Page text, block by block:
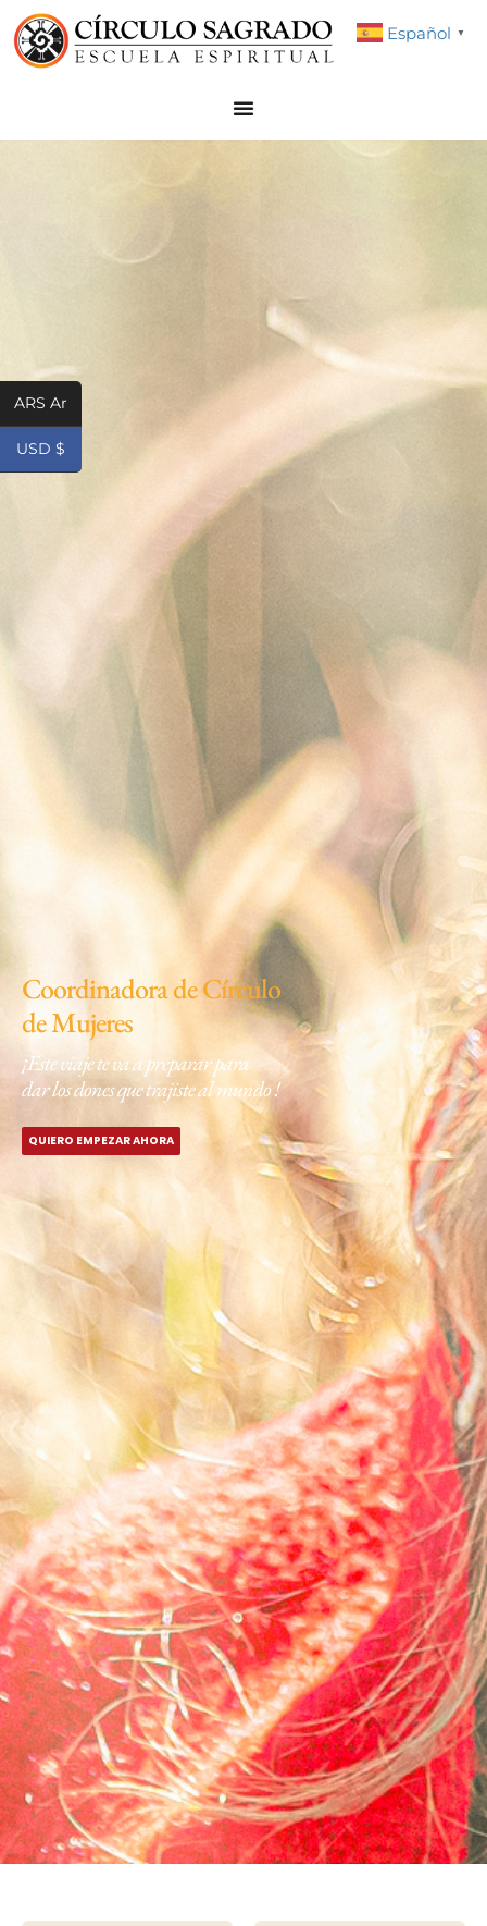
Coordinadora de Círculo
de Mujeres
¡Este viaje te va a preparar para
dar los dones que trajiste al mundo !
QUIERO EMPEZAR AHORA
Español ▼
ARS Ar
USD $